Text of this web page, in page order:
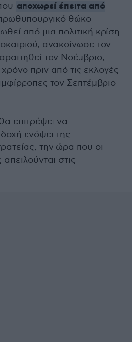
αποχωρεί έπειτα από
θώκο
από μια πολιτική κρίση
ανακοίνωσε τον
τον Νοέμβριο,
πριν από τις εκλογές
τον Σεπτέμβριο
επιτρέψει να
ενόψει της
την ώρα που οι
στις